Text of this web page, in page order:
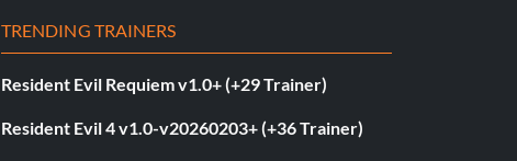
TRENDING TRAINERS
Resident Evil Requiem v1.0+ (+29 Trainer)
Resident Evil 4 v1.0-v20260203+ (+36 Trainer)